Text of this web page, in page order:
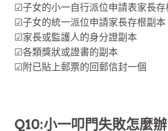
☑子女的小一自行派位申請表家長存
☑子女的統一派位申請家長存根副本
☑家長或監護人的身分證副本
☑各類獎狀或證書的副本
☑附已貼上郵票的回郵信封一個
Q10:小一叩門失敗怎麼辦